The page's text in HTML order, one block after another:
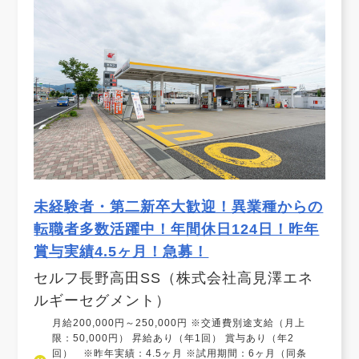
未経験者・第二新卒大歓迎！異業種からの
転職者多数活躍中！年間休日124日！昨年
賞与実績4.5ヶ月！急募！
セルフ長野高田SS（株式会社高見澤エネ
ルギーセグメント）
月給200,000円～250,000円 ※交通費別途支給（月上
限：50,000円） 昇給あり（年1回） 賞与あり（年2
回） ※昨年実績：4.5ヶ月 ※試用期間：6ヶ月（同条